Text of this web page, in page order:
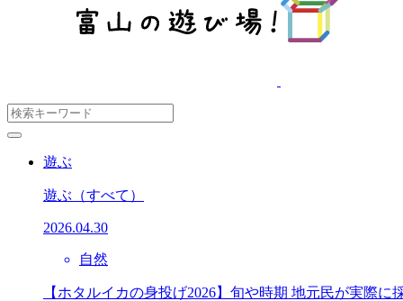
遊ぶ
遊ぶ （すべて）
2026.04.30
自然
【ホタルイカの身投げ2026】旬や時期 地元民が実際に